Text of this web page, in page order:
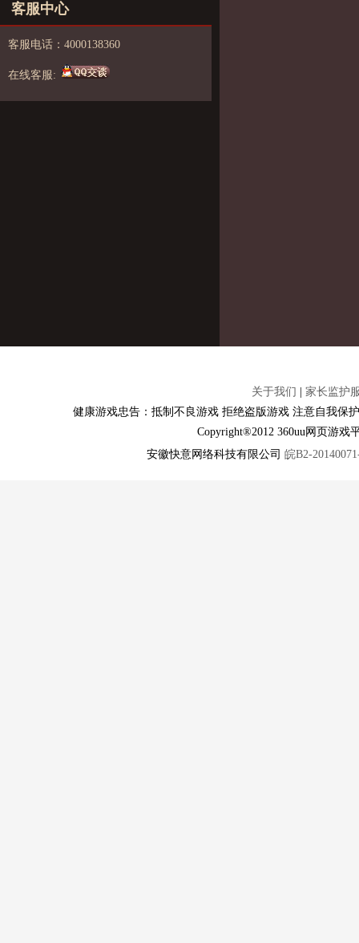
客服中心
客服电话：4000138360
在线客服:
关于我们
家长监护
健康游戏忠告：抵制不良游戏 拒绝盗版游戏 注意自我保
Copyright®2012 360uu网页游
安徽快意网络科技有限公司 皖B2-